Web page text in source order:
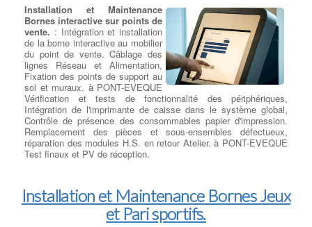
EVEQUE Bien que la couche de surface de l'écran du PC
portable puisse ne pas être réellement endommagée, le verre à
l'intérieur de votreécran d'ordinateur portable est fissuré. à
PONT-EVEQUE, Ces cas ne sont pas réparables par un
changement simple de composants et les écrans doivent être
remplacés. Les techniciens RCS vont procéder au démontage
complet de la Dalle, à son remplacement, puis au remontages et
tests finaux.
Installation et Maintenance
Bornes interactive sur points de
vente. : Intégration et installation
de la borne interactive au mobilier
du point de vente. Câblage des
lignes Réseau et Alimentation,
Fixation des points de support au
sol et muraux. à PONT-EVEQUE
Vérification et tests de fonctionnalité des périphériques,
Intégration de l'imprimante de caisse dans le système global,
Contrôle de présence des consommables papier d'impression.
Remplacement des pièces et sous-ensembles défectueux,
réparation des modules H.S. en retour Atelier. à PONT-EVEQUE
Test finaux et PV de réception.
Installation et Maintenance Bornes Jeux
et Pari sportifs.